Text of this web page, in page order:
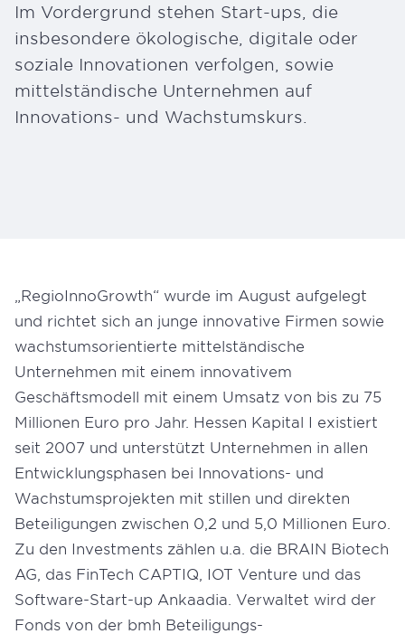
Im Vordergrund stehen Start-ups, die
insbesondere ökologische, digitale oder
soziale Innovationen verfolgen, sowie
mittelständische Unternehmen auf
Innovations- und Wachstumskurs.
„RegioInnoGrowth“ wurde im August aufgelegt
und richtet sich an junge innovative Firmen sowie
wachstumsorientierte mittelständische
Unternehmen mit einem innovativem
Geschäftsmodell mit einem Umsatz von bis zu 75
Millionen Euro pro Jahr. Hessen Kapital I existiert
seit 2007 und unterstützt Unternehmen in allen
Entwicklungsphasen bei Innovations- und
Wachstumsprojekten mit stillen und direkten
Beteiligungen zwischen 0,2 und 5,0 Millionen Euro.
Zu den Investments zählen u.a. die BRAIN Biotech
AG, das FinTech CAPTIQ, IOT Venture und das
Software-Start-up Ankaadia. Verwaltet wird der
Fonds von der bmh Beteiligungs-